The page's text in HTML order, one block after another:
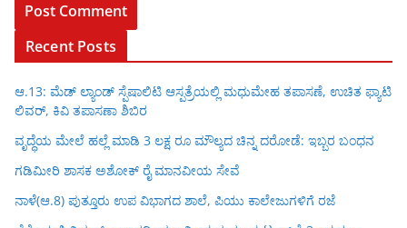
Recent Posts
ಆ.13: ಮೆಡ್ ಲ್ಯಾಂಡ್ ಸ್ಪೆಷಾಲಿಟಿ ಆಸ್ಪತ್ರೆಯಲ್ಲಿ ಮಧುಮೇಹ ತಪಾಸಣೆ, ಉಚಿತ ಫ್ಯಾಟಿ
ಲಿವರ್, ಕಿವಿ ತಪಾಸಣಾ ಶಿಬಿರ
ವೃದ್ಧೆಯ ಮೇಲೆ ಹಲ್ಲೆ ಮಾಡಿ 3 ಲಕ್ಷ ರೂ ಮೌಲ್ಯದ ಚಿನ್ನ ದರೋಡೆ: ಇಬ್ಬರ ಬಂಧನ
ಗಡಿಮೀರಿ ಶಾಸಕ ಅಶೋಕ್ ರೈ ಮಾನವೀಯ ಸೇವೆ
ನಾಳೆ(ಆ.8) ಪುತ್ತೂರು ಉಪ ವಿಭಾಗದ ಶಾಲೆ, ಪಿಯು ಕಾಲೇಜುಗಳಿಗೆ ರಜೆ